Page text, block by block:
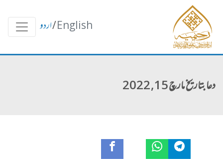
English
/اردو
دعا بتاریخ مارچ 15, 2022